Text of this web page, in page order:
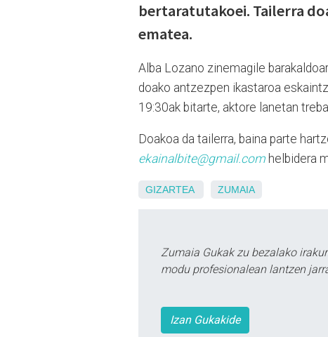
bertaratutakoei. Tailerra
ematea.
Alba Lozano zinemagile
doako antzezpen ikastaroa
19:30ak bitarte, aktore lanetan
Doakoa da tailerra, baina parte
ekainalbite@gmail.com helbidera
GIZARTEA ZUMAIA
Zumaia Gukak zu bezalako
modu profesionalean lantzen
Izan Gukakide